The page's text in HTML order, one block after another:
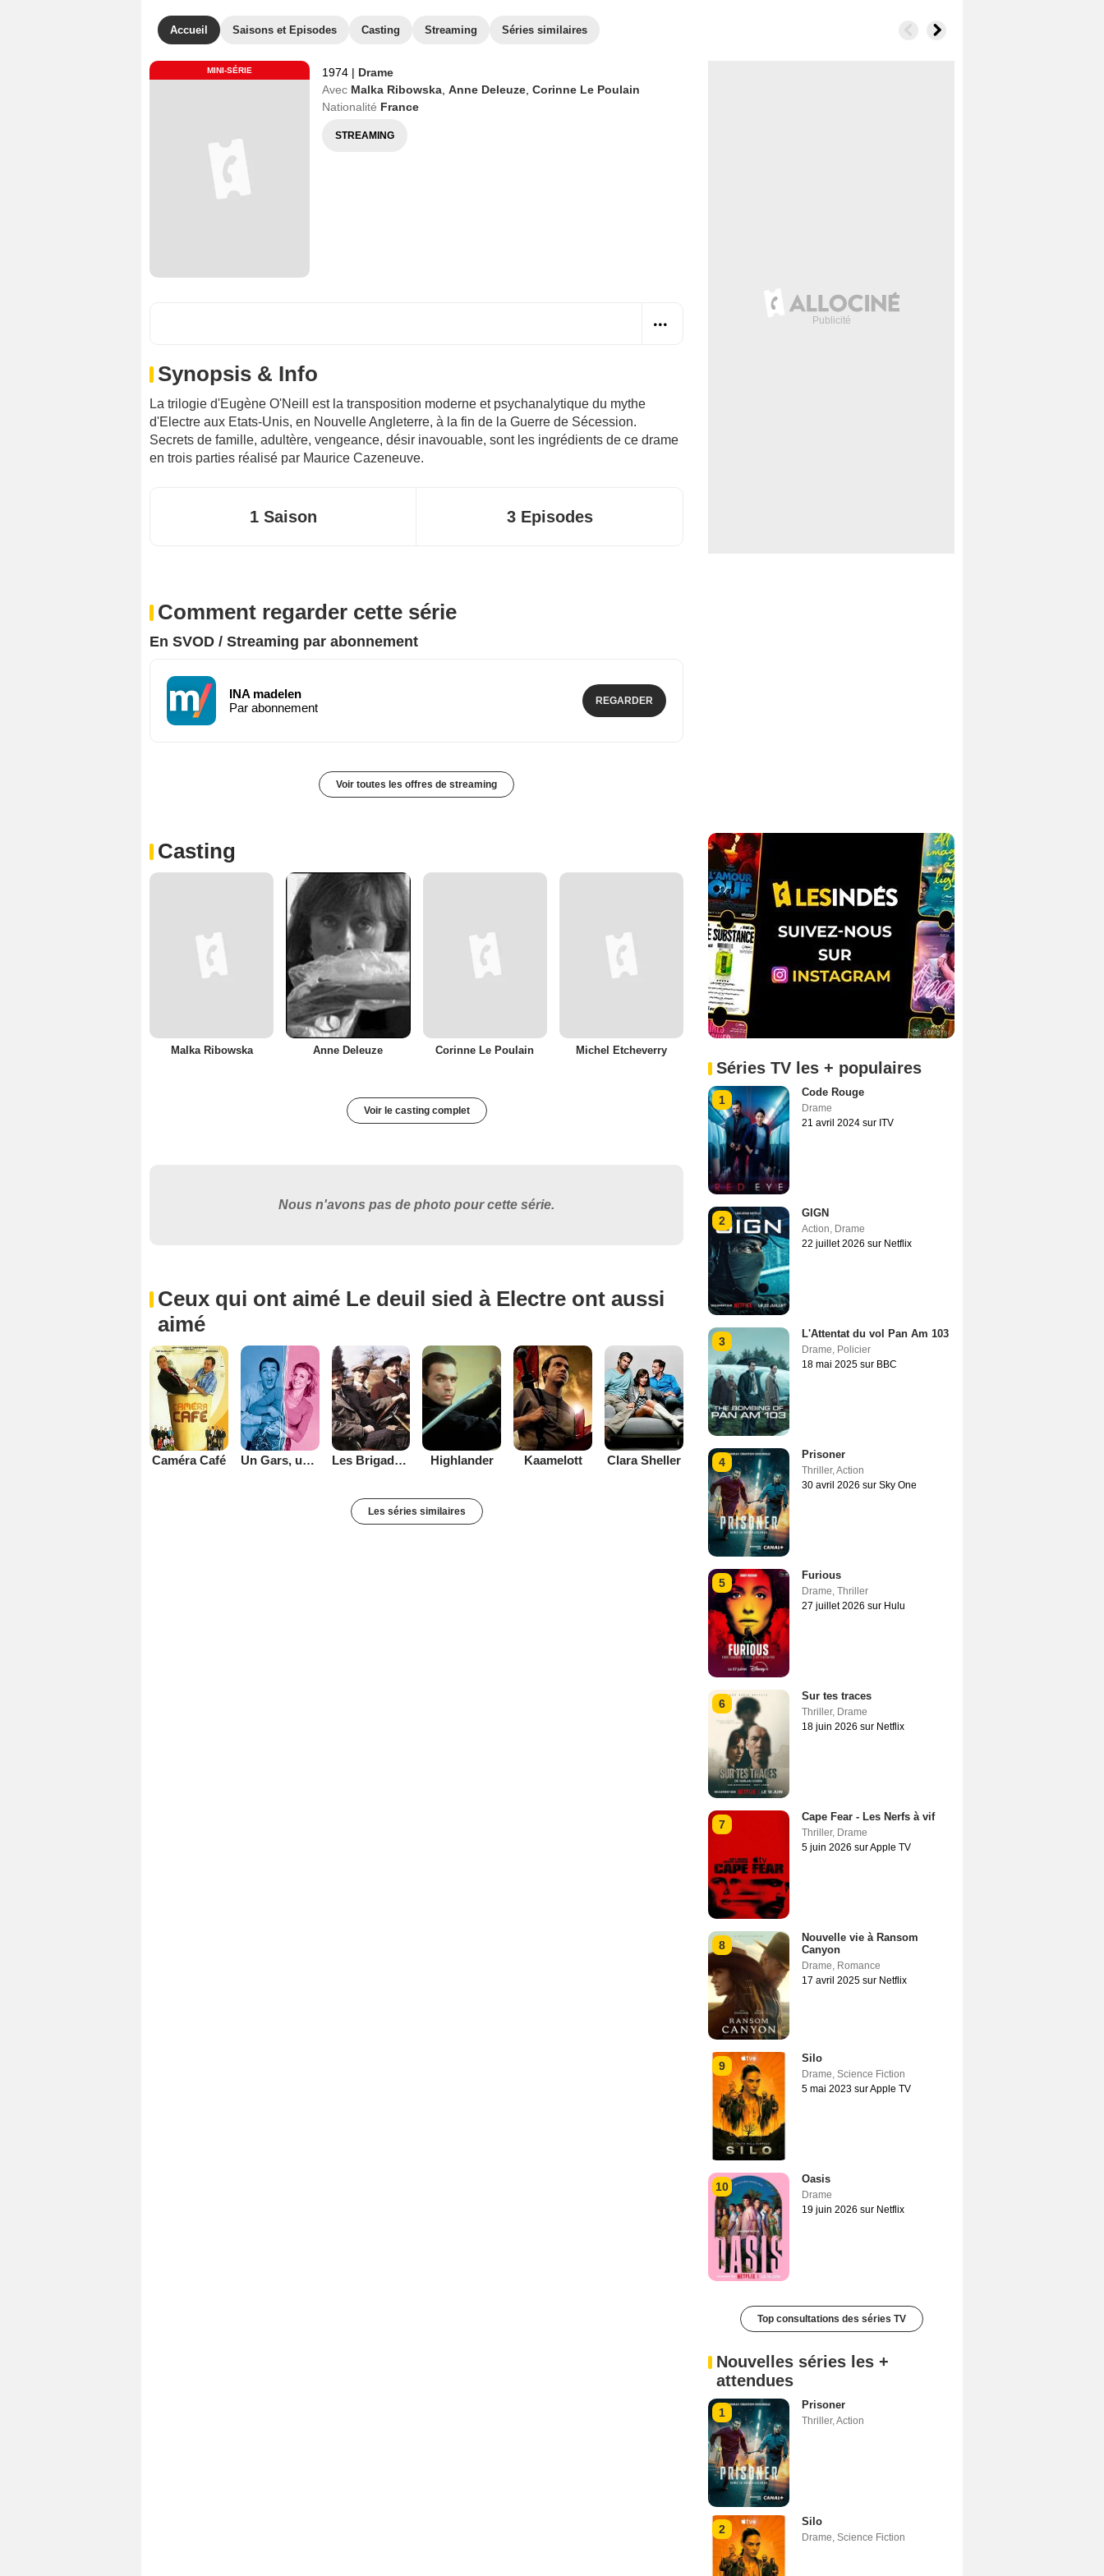
Accueil Saisons et Episodes Casting Streaming Séries similaires
MINI-SÉRIE 1974 | Drame
Avec Malka Ribowska Anne Deleuze Corinne Le Poulain
Nationalité France
STREAMING
Synopsis & Info
La trilogie d'Eugène O'Neill est la transposition moderne et psychanalytique du mythe
d'Electre aux Etats-Unis, en Nouvelle Angleterre, à la fin de la Guerre de Sécession.
Secrets de famille, adultère, vengeance, désir inavouable, sont les ingrédients de ce drame
en trois parties réalisé par Maurice Cazeneuve.
1 Saison 3 Episodes
Comment regarder cette série
En SVOD / Streaming par abonnement
INA madelen
Par abonnement
REGARDER
Voir toutes les offres de streaming
Casting
Malka Ribowska Anne Deleuze Corinne Le Poulain Michel Etcheverry
Voir le casting complet
Nous n'avons pas de photo pour cette série.
Ceux qui ont aimé Le deuil sied à Electre ont aussi
aimé
Caméra Café Un Gars, une Fille Les Brigades du Tigre Highlander Kaamelott Clara Sheller
Les séries similaires
Séries TV les + populaires
1
Code Rouge
Drame
21 avril 2024 sur ITV
2
GIGN
Action, Drame
22 juillet 2026 sur Netflix
3
L'Attentat du vol Pan Am 103
Drame, Policier
18 mai 2025 sur BBC
4
Prisoner
Thriller,Action
30 avril 2026 sur Sky One
5
Furious
Drame, Thriller
27 juillet 2026 sur Hulu
6
Sur tes traces
Thriller, Drame
18 juin 2026 sur Netflix
7
Cape Fear - Les Nerfs à vif
Thriller, Drame
5 juin 2026 sur Apple TV
8
Nouvelle vie à Ransom
Canyon
Drame, Romance
17 avril 2025 sur Netflix
9
Silo
Drame, Science Fiction
5 mai 2023 sur Apple TV
10
Oasis
Drame
19 juin 2026 sur Netflix
Top consultations des séries TV
Nouvelles séries les +
attendues
1
Prisoner
Thriller,Action
2
Silo
Drame, Science Fiction